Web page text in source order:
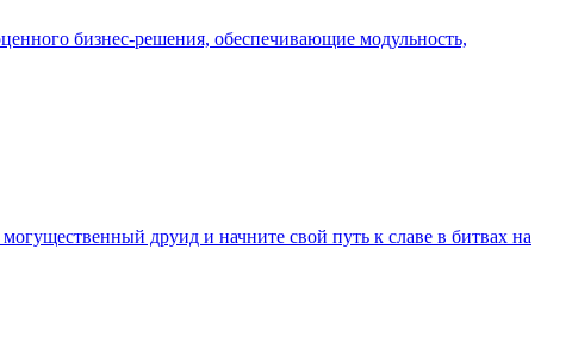
бизнес-решения, обеспечивающие модульность,
друид и начните свой путь к славе в битвах на